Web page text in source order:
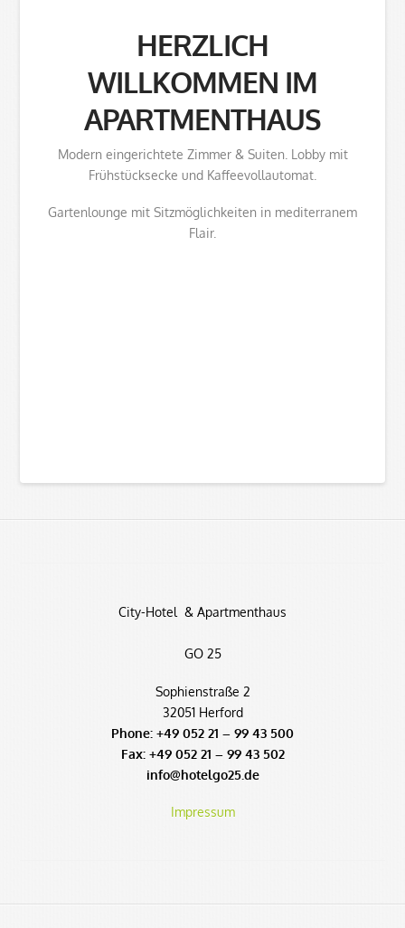
HERZLICH
WILLKOMMEN IM
APARTMENTHAUS
Modern eingerichtete Zimmer & Suiten. Lobby mit
Frühstücksecke und Kaffeevollautomat.
Gartenlounge mit Sitzmöglichkeiten in mediterranem
Flair.
City-Hotel & Apartmenthaus
GO 25
Sophienstraße 2
32051 Herford
Phone: +49 052 21 – 99 43 500
Fax: +49 052 21 – 99 43 502
info@hotelgo25.de
Impressum